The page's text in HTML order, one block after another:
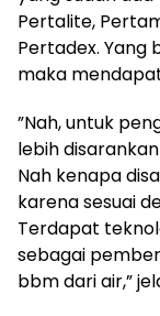
Pertalite,
Pertadex. Yang
maka
”Nah, untuk
lebih
Nah kenapa
karena sesuai
Terdapat
sebagai
bbm dari air,”